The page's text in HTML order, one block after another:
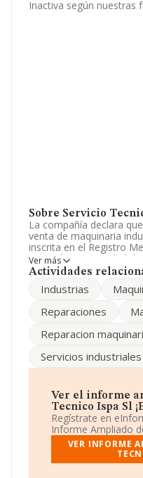
Inactiva según nuestras
Sobre Servicio
La compañía declara
venta de maquinaria
inscrita en el Registro
Limitada. La actividad de
a 'Reparación de otros
actividad de
La empresa española
sobre 908 compañías,
nacional alcanza los
compañías asciende a
cuenta la información
INFORMA constan 24
alcanzado los 999 mil
ampliar la información
los empleados de
los 18 años desde la
Ver más
Actividades
Industrias
Reparaciones
Reparacion
Servicios industriales
Ver el informe
Tecnico Ispa Sl
Regístrate en
Informe Ampliado
VER INFORME